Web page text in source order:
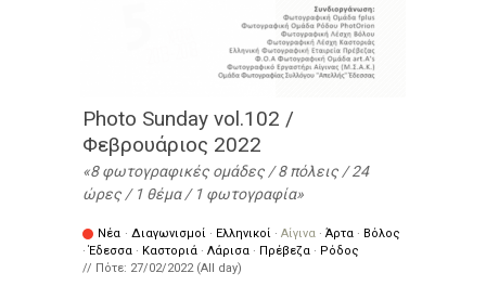
Photo Sunday vol.102 /
Φεβρουάριος 2022
8 φωτογραφικές ομάδες / 8 πόλεις / 24
ώρες / 1 θέμα / 1 φωτογραφία
Νέα · Διαγωνισμοί · Ελληνικοί · Αίγινα · Άρτα · Βόλος
·Έδεσσα · Καστοριά · Λάρισα · Πρέβεζα · Ρόδος
// Πότε: 27/02/2022 (All day)